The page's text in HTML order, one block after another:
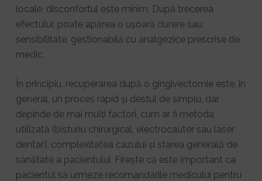
locale, disconfortul este minim. După trecerea
efectului, poate apărea o ușoară durere sau
sensibilitate, gestionabilă cu analgezice prescrise de
medic.
În principiu, recuperarea după o gingivectomie este, în
general, un proces rapid și destul de simplu, dar
depinde de mai mulți factori, cum ar fi metoda
utilizată (bisturiu chirurgical, electrocauter sau laser
dentar), complexitatea cazului și starea generală de
sănătate a pacientului. Firește că este important ca
pacientul să urmeze recomandările medicului pentru